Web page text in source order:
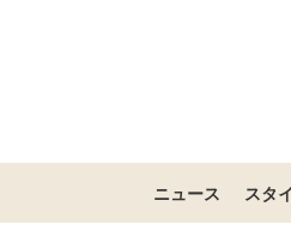
ニュース スタ